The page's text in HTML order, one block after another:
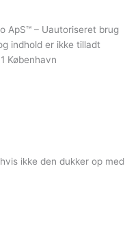
ApS™ – Uautoriseret brug
indhold er ikke tilladt
København
ikke den dukker op med